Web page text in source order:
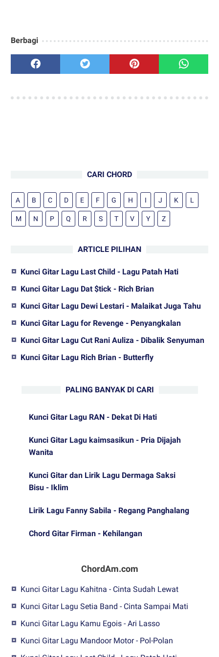
Berbagi
CARI CHORD
A B C D E F G H I J K L
M N P Q R S T V Y Z
ARTICLE PILIHAN
Kunci Gitar Lagu Last Child - Lagu Patah Hati
Kunci Gitar Lagu Dat $tick - Rich Brian
Kunci Gitar Lagu Dewi Lestari - Malaikat Juga Tahu
Kunci Gitar Lagu for Revenge - Penyangkalan
Kunci Gitar Lagu Cut Rani Auliza - Dibalik Senyuman
Kunci Gitar Lagu Rich Brian - Butterfly
PALING BANYAK DI CARI
Kunci Gitar Lagu RAN - Dekat Di Hati
Kunci Gitar Lagu kaimsasikun - Pria Dijajah
Wanita
Kunci Gitar dan Lirik Lagu Dermaga Saksi
Bisu - Iklim
Lirik Lagu Fanny Sabila - Regang Panghalang
Chord Gitar Firman - Kehilangan
ChordAm.com
Kunci Gitar Lagu Kahitna - Cinta Sudah Lewat
Kunci Gitar Lagu Setia Band - Cinta Sampai Mati
Kunci Gitar Lagu Kamu Egois - Ari Lasso
Kunci Gitar Lagu Mandoor Motor - Pol-Polan